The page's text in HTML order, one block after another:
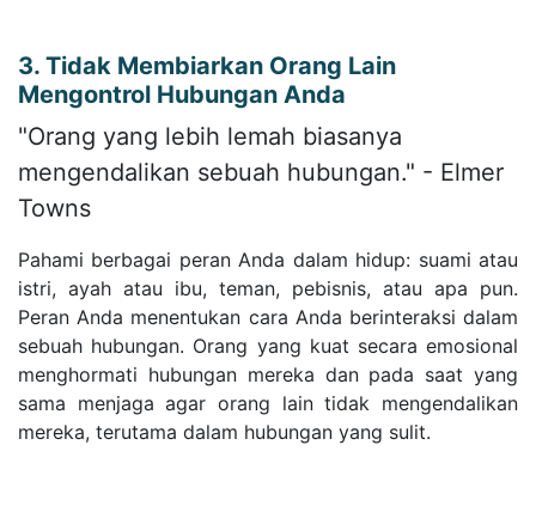
3. Tidak Membiarkan Orang Lain
Mengontrol Hubungan Anda
"Orang yang lebih lemah biasanya
mengendalikan sebuah hubungan." - Elmer
Towns
Pahami berbagai peran Anda dalam hidup: suami atau
istri, ayah atau ibu, teman, pebisnis, atau apa pun.
Peran Anda menentukan cara Anda berinteraksi dalam
sebuah hubungan. Orang yang kuat secara emosional
menghormati hubungan mereka dan pada saat yang
sama menjaga agar orang lain tidak mengendalikan
mereka, terutama dalam hubungan yang sulit.